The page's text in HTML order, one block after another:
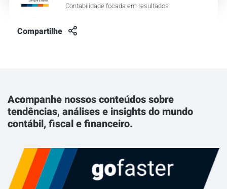
Contabilidade focada em resultados
Compartilhe
Acompanhe nossos conteúdos sobre
tendências, análises e insights do mundo
contábil, fiscal e financeiro.